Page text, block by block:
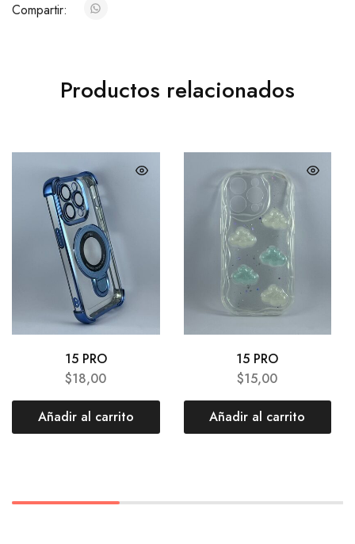
Compartir:
Productos relacionados
15 PRO
$18,00
Añadir al carrito
15 PRO
$15,00
Añadir al carrito